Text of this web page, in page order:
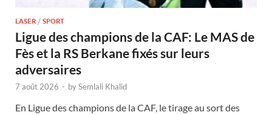
LASER / SPORT
Ligue des champions de la CAF: Le MAS de
Fès et la RS Berkane fixés sur leurs
adversaires
7 août 2026 - bySemlali Khalid
En Ligue des champions de la CAF, le tirage au sort des